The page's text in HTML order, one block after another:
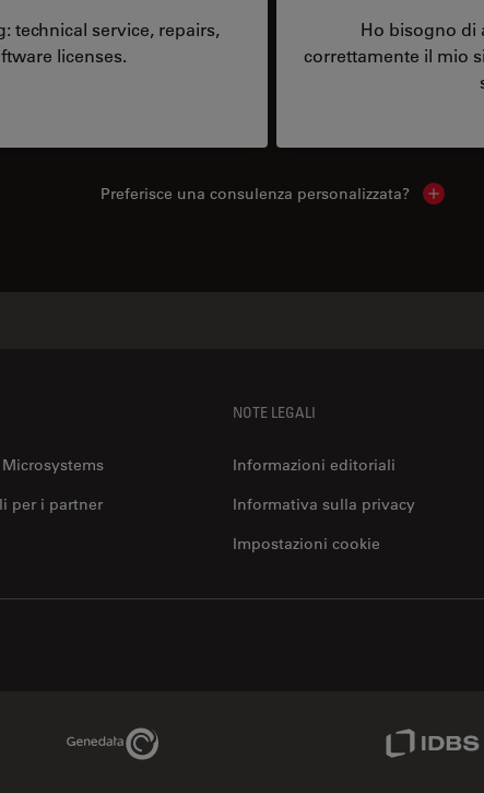
technical service, repairs,
licenses.
Ho bisogno di
correttamente il mio
Preferisce una consulenza personalizzata? Show
Microsystems
per i partner
NOTE LEGALI
Informazioni editoriali
Informativa sulla privacy
Impostazioni cookie
Genedata Link